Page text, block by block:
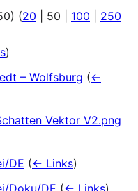
) (20 50 100
250
)
– Wolfsburg (←
Vektor V2.png
DE (← Links)